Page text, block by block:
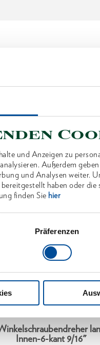
und Anzeigen zu
Außerdem
und Analysen weiter.
haben oder
finden Sie hier
Präferenzen
Innen-6-kant 9/16"